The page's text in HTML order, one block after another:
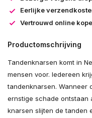
Eerlijke
Vertrouwd online
Productomschrijving
Tandenknarsen komt in
mensen voor. Iedereen
tandenknarsen. Wanneer
ernstige schade ontstaan
knarsen slijten de tanden